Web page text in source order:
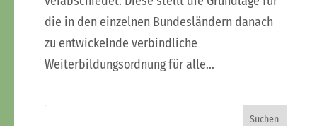
die in den einzelnen Bundesländern danach
zu entwickelnde verbindliche
Weiterbildungsordnung für alle...